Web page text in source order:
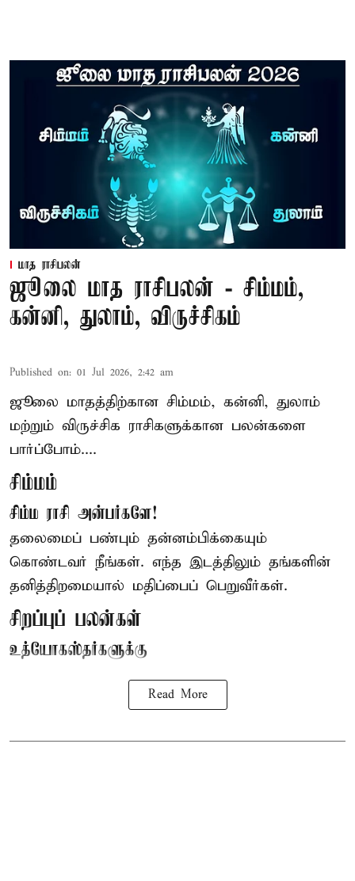
மாத ராசிபலன்
ஜூலை மாத ராசிபலன் - சிம்மம்,
கன்னி, துலாம், விருச்சிகம்
Published on: 01 Jul 2026, 2:42 am
ஜூலை மாதத்திற்கான சிம்மம், கன்னி, துலாம்
மற்றும் விருச்சிக ராசிகளுக்கான பலன்களை
பார்ப்போம்....
சிம்மம்
சிம்ம ராசி அன்பர்களே!
தலைமைப் பண்பும் தன்னம்பிக்கையும்
கொண்டவர் நீங்கள். எந்த இடத்திலும் தங்களின்
தனித்திறமையால் மதிப்பைப் பெறுவீர்கள்.
சிறப்புப் பலன்கள்
உத்யோகஸ்தர்களுக்கு
Read More